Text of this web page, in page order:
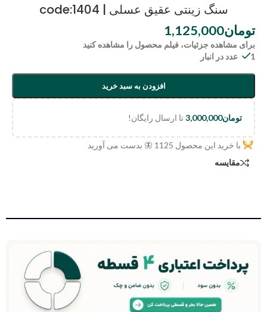
سنگ زینتی عقیق عسلی | code:1404
تومان1,125,000
برای مشاهده جزئیات، فیلم محصول را مشاهده کنید
1 عدد در انبار
افزودن به سبد خرید
تومان3,000,000تا ارسال رایگان!
با خرید این محصول 1125 🦋 بدست می آورید
مقایسه